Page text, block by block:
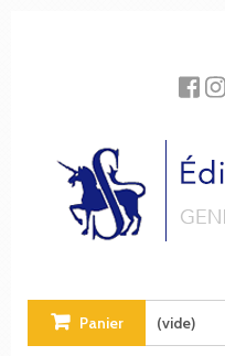
Panier (vide)